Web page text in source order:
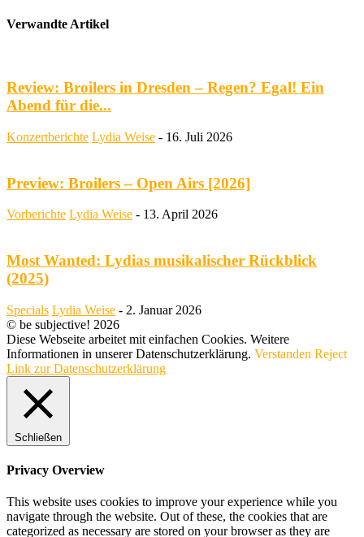
Verwandte Artikel
Review: Broilers in Dresden – Regen? Egal! Ein
Abend für die...
Konzertberichte Lydia Weise - 16. Juli 2026
Preview: Broilers – Open Airs [2026]
Vorberichte Lydia Weise - 13. April 2026
Most Wanted: Lydias musikalischer Rückblick
(2025)
Specials Lydia Weise - 2. Januar 2026
© be subjective! 2026
Diese Webseite arbeitet mit einfachen Cookies. Weitere
Informationen in unserer Datenschutzerklärung. Verstanden Reject
Link zur Datenschutzerklärung
Schließen
Privacy Overview
This website uses cookies to improve your experience while you
navigate through the website. Out of these, the cookies that are
categorized as necessary are stored on your browser as they are